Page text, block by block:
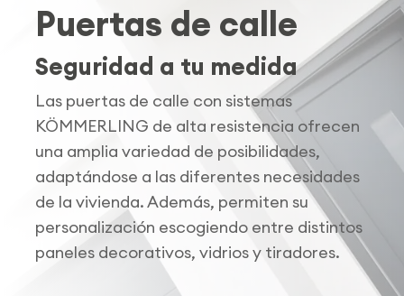
Puertas de calle
Seguridad a tu medida
Las puertas de calle con sistemas
KÖMMERLING de alta resistencia ofrecen
una amplia variedad de posibilidades,
adaptándose a las diferentes necesidades
de la vivienda. Además, permiten su
personalización escogiendo entre distintos
paneles decorativos, vidrios y tiradores.